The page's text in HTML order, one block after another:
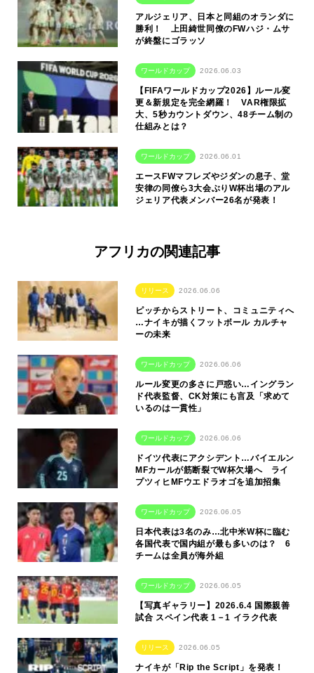
アルジェリア、日本と同組のオランダに
勝利！ 上田綺世同僚のFWハジ・ムサ
が終盤にゴラッソ
ワールドカップ 2026.06.03
【FIFAワールドカップ2026】ルール変
更＆新規定を完全網羅！ VAR権限拡
大、5秒カウントダウン、48チーム制の
仕組みとは？
ワールドカップ 2026.06.01
エースFWマフレズやジダンの息子、堂
安律の同僚ら3大会ぶりW杯出場のアル
ジェリア代表メンバー26名が発表！
アフリカの関連記事
リリース 2026.06.06
ピッチからストリート、コミュニティへ
…ナイキが描くフットボール カルチャ
ーの未来
ワールドカップ 2026.06.06
ルール変更の多さに戸惑い…イングラン
ド代表監督、CK対策にも言及「求めて
いるのは一貫性」
ワールドカップ 2026.06.06
ドイツ代表にアクシデント…バイエルン
MFカールが筋断裂でW杯欠場へ ライ
プツィヒMFウエドラオゴを追加招集
ワールドカップ 2026.06.05
日本代表は3名のみ…北中米W杯に臨む
各国代表で国内組が最も多いのは？ 6
チームは全員が海外組
ワールドカップ 2026.06.05
【写真ギャラリー】2026.6.4 国際親善
試合 スペイン代表 1－1 イラク代表
リリース 2026.06.05
ナイキが「Rip the Script」を発表！